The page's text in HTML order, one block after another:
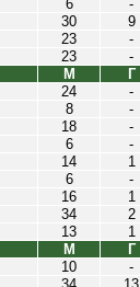
6 -
30 9
23 -
23 -
М Г
24 -
8 -
18 -
6 -
14 1
6 -
16 1
34 2
13 1
М Г
10 -